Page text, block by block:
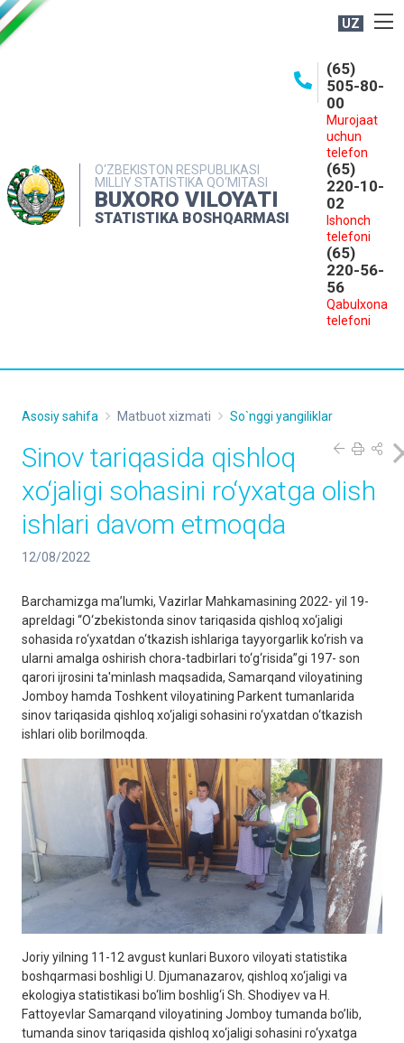
UZ
O‘ZBEKISTON RESPUBLIKASI
MILLIY STATISTIKA QO‘MITASI
BUXORO VILOYATI
STATISTIKA BOSHQARMASI
(65)
505-80-
00
Murojaat
uchun
telefon
(65)
220-10-
02
Ishonch
telefoni
(65)
220-56-
56
Qabulxona
telefoni
MATBUOT XIZMATI
MUROJAATLAR
Asosiy sahifa Matbuot xizmati So`nggi yangiliklar
Sinov tariqasida qishloq
xo‘jaligi sohasini ro‘yxatga olish
ishlari davom etmoqda
12/08/2022
Barchamizga ma’lumki, Vazirlar Mahkamasining 2022- yil 19-
apreldagi “O‘zbekistonda sinov tariqasida qishloq xo‘jaligi
sohasida ro‘yxatdan o‘tkazish ishlariga tayyorgarlik ko‘rish va
ularni amalga oshirish chora-tadbirlari to‘g‘risida”gi 197- son
qarori ijrosini ta'minlash maqsadida, Samarqand viloyatining
Jomboy hamda Toshkent viloyatining Parkent tumanlarida
sinov tariqasida qishloq xo‘jaligi sohasini ro‘yxatdan o‘tkazish
ishlari olib borilmoqda.
Joriy yilning 11-12 avgust kunlari Buxoro viloyati statistika
boshqarmasi boshligi U. Djumanazarov, qishloq xo‘jaligi va
ekologiya statistikasi bo‘lim boshlig‘i Sh. Shodiyev va H.
Fattoyevlar Samarqand viloyatining Jomboy tumanda bo’lib,
tumanda sinov tariqasida qishloq xo‘jaligi sohasini ro‘yxatga